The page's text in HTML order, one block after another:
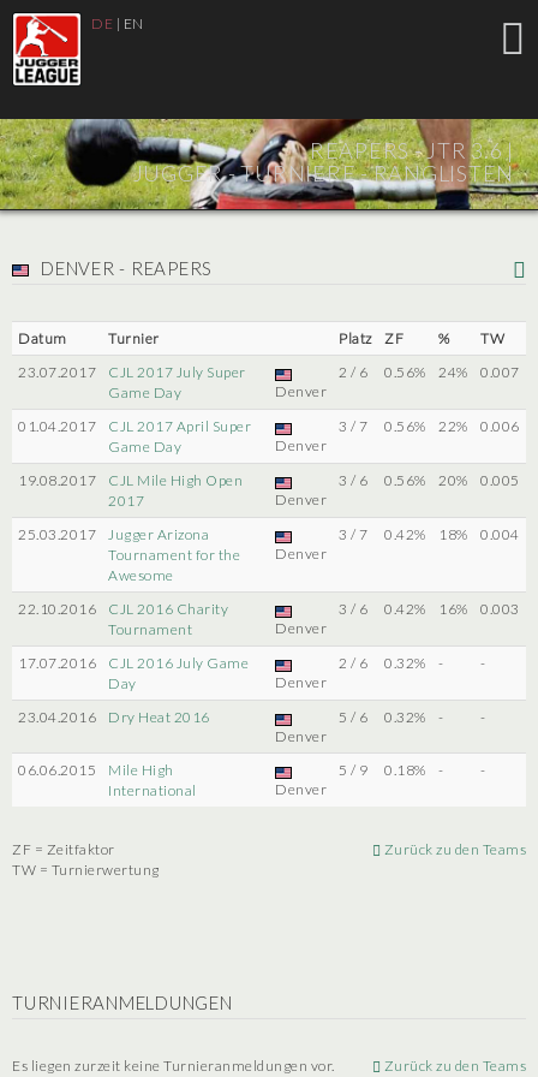
DE | EN
REAPERS - JTR 3.6 |
JUGGER - TURNIERE - RANGLISTEN
DENVER - REAPERS
Datum Turnier Platz ZF %
TW
23.07.2017
CJL 2017 July Super
Game Day
Denver
2 / 6 0.56% 24% 0.007
01.04.2017
CJL 2017 April Super
Game Day
Denver
3 / 7 0.56% 22% 0.006
19.08.2017
CJL Mile High Open
2017
Denver
3 / 6 0.56% 20% 0.005
25.03.2017
Jugger Arizona
Tournament for the
Awesome
Denver
3 / 7 0.42% 18% 0.004
22.10.2016
CJL 2016 Charity
Tournament
Denver
3 / 6 0.42% 16% 0.003
17.07.2016
CJL 2016 July Game
Day
Denver
2 / 6 0.32% - -
23.04.2016
Dry Heat 2016
Denver
5 / 6 0.32% - -
06.06.2015
Mile High
International
Denver
5 / 9 0.18% - -
ZF = Zeitfaktor
TW = Turnierwertung
Zurück zu den Teams
TURNIERANMELDUNGEN
Es liegen zurzeit keine Turnieranmeldungen vor. Zurück zu den Teams